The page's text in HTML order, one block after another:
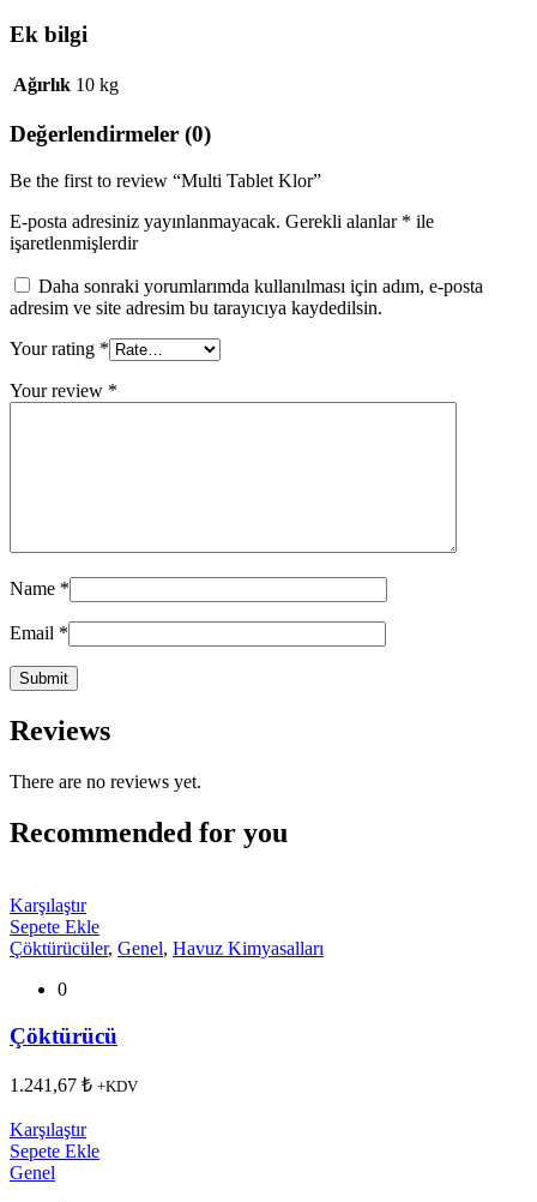
Ek bilgi
Ağırlık 10 kg
Değerlendirmeler (0)
Be the first to review “Multi Tablet Klor”
E-posta adresiniz yayınlanmayacak. Gerekli alanlar * ile
işaretlenmişlerdir
Daha sonraki yorumlarımda kullanılması için adım, e-posta
adresim ve site adresim bu tarayıcıya kaydedilsin.
Your rating *
Your review *
Name *
Email *
Reviews
There are no reviews yet.
Recommended for you
Karşılaştır
Sepete Ekle
Çöktürücüler, Genel, Havuz Kimyasalları
0
Çöktürücü
1.241,67 ₺ +KDV
Karşılaştır
Sepete Ekle
Genel